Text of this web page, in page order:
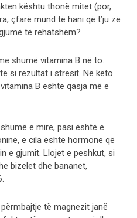
kështu thonë mitet (por,
çfarë mund të hani që t’ju zë
të rehatshëm?
shumë vitamina B në to.
si rezultat i stresit. Në këto
B është qasja më e
e mirë, pasi është e
e cila është hormone që
e gjumit. Llojet e peshkut, si
bizelet dhe bananet,
të magnezit janë